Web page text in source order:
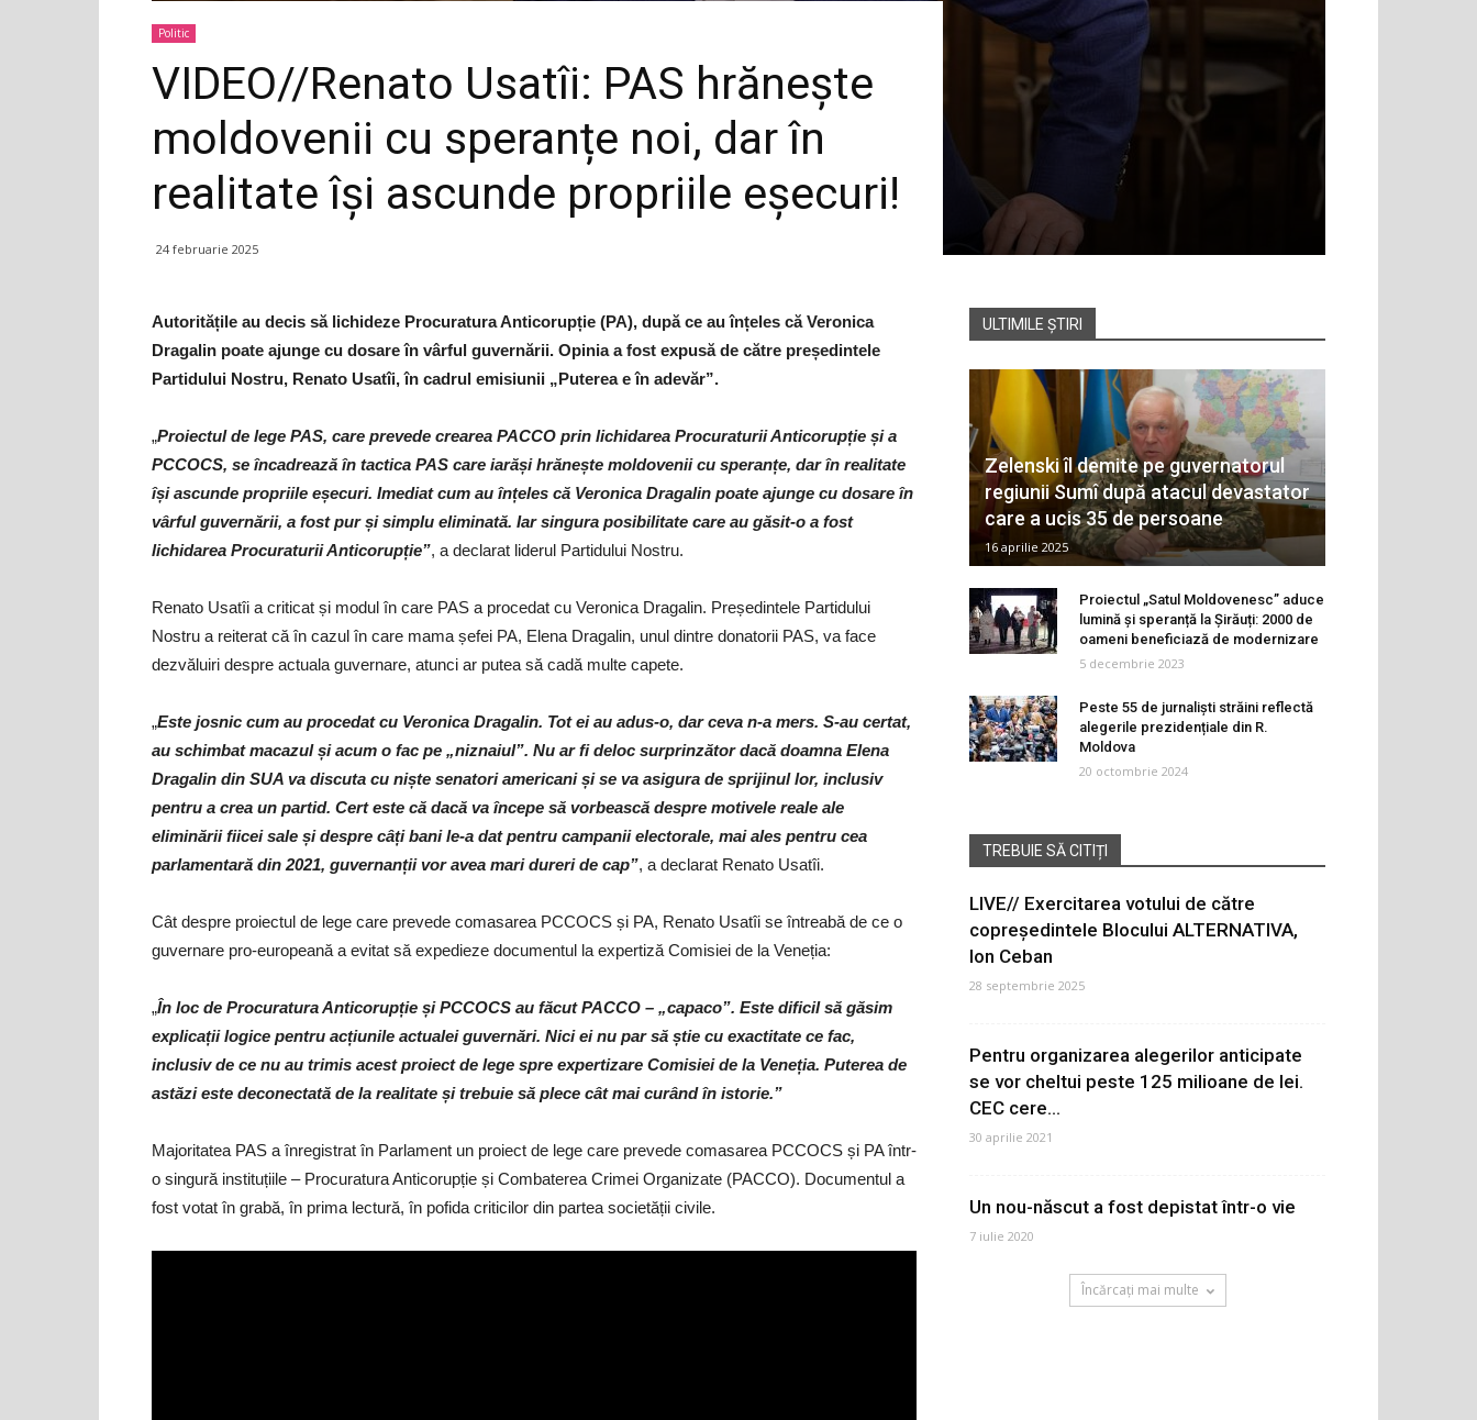
Politic
VIDEO//Renato Usatîi: PAS hrănește
moldovenii cu speranțe noi, dar în
realitate își ascunde propriile eșecuri!
24 februarie 2025
Autoritățile au decis să lichideze Procuratura Anticorupție (PA), după ce au înțeles că Veronica
Dragalin poate ajunge cu dosare în vârful guvernării. Opinia a fost expusă de către președintele
Partidului Nostru, Renato Usatîi, în cadrul emisiunii „Puterea e în adevăr”.
„Proiectul de lege PAS, care prevede crearea PACCO prin lichidarea Procuraturii Anticorupție și a
PCCOCS, se încadrează în tactica PAS care iarăși hrănește moldovenii cu speranțe, dar în realitate
își ascunde propriile eșecuri. Imediat cum au înțeles că Veronica Dragalin poate ajunge cu dosare în
vârful guvernării, a fost pur și simplu eliminată. Iar singura posibilitate care au găsit-o a fost
lichidarea Procuraturii Anticorupție”, a declarat liderul Partidului Nostru.
Renato Usatîi a criticat și modul în care PAS a procedat cu Veronica Dragalin. Președintele Partidului
Nostru a reiterat că în cazul în care mama șefei PA, Elena Dragalin, unul dintre donatorii PAS, va face
dezvăluiri despre actuala guvernare, atunci ar putea să cadă multe capete.
„Este josnic cum au procedat cu Veronica Dragalin. Tot ei au adus-o, dar ceva n-a mers. S-au certat,
au schimbat macazul și acum o fac pe „niznaiul”. Nu ar fi deloc surprinzător dacă doamna Elena
Dragalin din SUA va discuta cu niște senatori americani și se va asigura de sprijinul lor, inclusiv
pentru a crea un partid. Cert este că dacă va începe să vorbească despre motivele reale ale
eliminării fiicei sale și despre câți bani le-a dat pentru campanii electorale, mai ales pentru cea
parlamentară din 2021, guvernanții vor avea mari dureri de cap”, a declarat Renato Usatîi.
Cât despre proiectul de lege care prevede comasarea PCCOCS și PA, Renato Usatîi se întreabă de ce o
guvernare pro-europeană a evitat să expedieze documentul la expertiză Comisiei de la Veneția:
„În loc de Procuratura Anticorupție și PCCOCS au făcut PACCO – „capaco”. Este dificil să găsim
explicații logice pentru acțiunile actualei guvernări. Nici ei nu par să știe cu exactitate ce fac,
inclusiv de ce nu au trimis acest proiect de lege spre expertizare Comisiei de la Veneția. Puterea de
astăzi este deconectată de la realitate și trebuie să plece cât mai curând în istorie.”
Majoritatea PAS a înregistrat în Parlament un proiect de lege care prevede comasarea PCCOCS și PA într-
o singură instituțiile – Procuratura Anticorupție și Combaterea Crimei Organizate (PACCO). Documentul a
fost votat în grabă, în prima lectură, în pofida criticilor din partea societății civile.
ULTIMILE ȘTIRI
Zelenski îl demite pe guvernatorul
regiunii Sumî după atacul devastator
care a ucis 35 de persoane
16 aprilie 2025
Proiectul „Satul Moldovenesc” aduce
lumină și speranță la Șirăuți: 2000 de
oameni beneficiază de modernizare
5 decembrie 2023
Peste 55 de jurnaliști străini reflectă
alegerile prezidențiale din R.
Moldova
20 octombrie 2024
TREBUIE SĂ CITIȚI
LIVE// Exercitarea votului de către
copreședintele Blocului ALTERNATIVA,
Ion Ceban
28 septembrie 2025
Pentru organizarea alegerilor anticipate
se vor cheltui peste 125 milioane de lei.
CEC cere...
30 aprilie 2021
Un nou-născut a fost depistat într-o vie
7 iulie 2020
Încărcați mai multe